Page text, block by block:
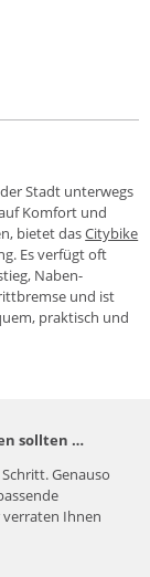
Stadt unter­wegs
Komfort und
bietet dasCitybike
Es verfügt oft
Naben­
und ist
praktisch und
sollten …
Genauso
verraten Ihnen